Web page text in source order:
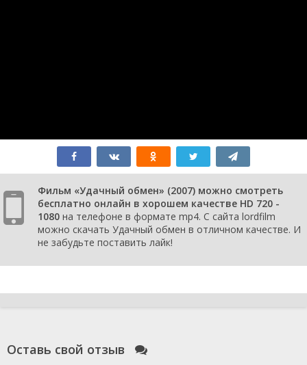
Фильм «Удачный обмен» (2007) можно смотреть
бесплатно онлайн в хорошем качестве HD 720 -
1080 на телефоне в формате mp4. С сайта lordfilm
можно скачать Удачный обмен в отличном качестве. И
не забудьте поставить лайк!
Оставь свой отзыв